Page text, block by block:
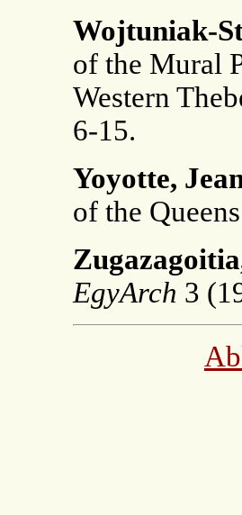
Wojtuniak-
of the Mural
Western
6-15.
Yoyotte,
of the
EgyArch 3